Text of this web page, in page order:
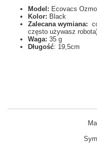
Model: Ecovacs
Kolor: Black
Zalecana wymiana:
często używasz
Waga: 35 g
Długość: 19,5cm